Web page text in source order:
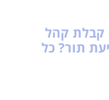
קבלת קהל
תור? כל